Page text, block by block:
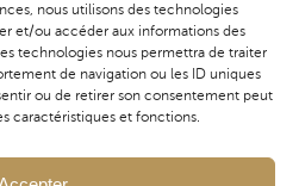
nous utilisons des technologies
et/ou accéder aux informations des
technologies nous permettra de traiter
de navigation ou les ID uniques
ou de retirer son consentement peut
caractéristiques et fonctions.